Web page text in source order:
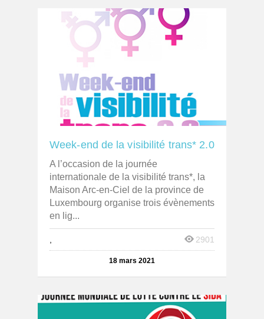
Week-end de la visibilité trans* 2.0
A l’occasion de la journée
internationale de la visibilité trans*, la
Maison Arc-en-Ciel de la province de
Luxembourg organise trois évènements
en lig...
2901
18 mars 2021